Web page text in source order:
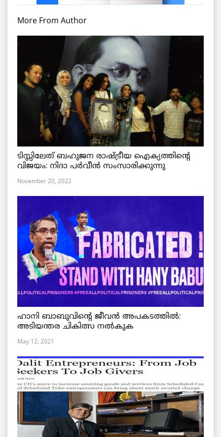
More From Author
ടിസ്സിലേത് ബഹുജന രാഷ്ട്രീയ ഐക്യത്തിന്റെ
വിജയം: നിദാ പർവീൻ സംസാരിക്കുന്നു
November 20, 2022
ഹാനി ബാബുവിന്റെ ജീവൻ അപകടത്തിൽ:
അടിയന്തര ചികിത്സ നൽകുക
May 12, 2021